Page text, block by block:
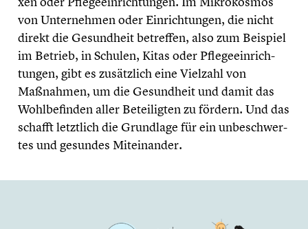
von Unter­neh­men oder Einrich­tun­gen, die nicht
direkt die Gesund­heit betreffen, also zum Beispiel
im Betrieb, in Schulen, Kitas oder Pflege­ein­rich­
tun­gen, gibt es zusätz­lich eine Vielzahl von
Maßnahmen, um die Gesund­heit und damit das
Wohlbe­fin­den aller Betei­lig­ten zu fördern. Und das
schafft letztlich die Grundlage für ein unbeschwer­
tes und gesundes Mitein­an­der.